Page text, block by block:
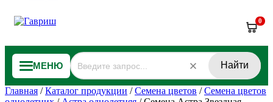
0
МЕНЮ Найти
Главная /Каталог продукции /Семена цветов /Семена цветов